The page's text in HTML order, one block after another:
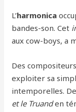
L’harmonica
bandes-son. Cet
aux cow-boys, a
Des
exploiter sa
intemporelles.
et le Truanden